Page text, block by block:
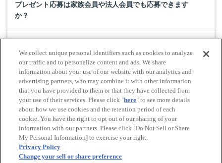
プレゼント応募は家族会員や法人会員でも応募できます
か？
すが。
ドライブスタンプラリーページが開けません。
Do Not Sell or Share My Personal Information
© All rights reserved. JAF
We collect unique personal identifiers such as cookies to analyze
our traffic and to personalize content and ads. We share
information about your use of our website with our analytics and
advertising partners, who may combine it with other information
that you have provided to them or that they have collected from
your use of their services. Please click "here" to see more details
about how we use cookies and the retention period of each
cookie. You have the right to opt out of our sharing of your
information with our partners. Please click [Do Not Sell or Share
My Personal Information] to exercise your right.
Privacy Policy
Change your sell or share preference